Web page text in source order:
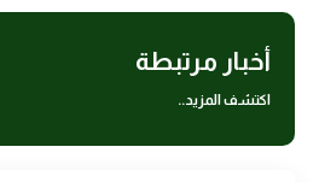
أخبار مرتبطة
اكتشف المزيد..